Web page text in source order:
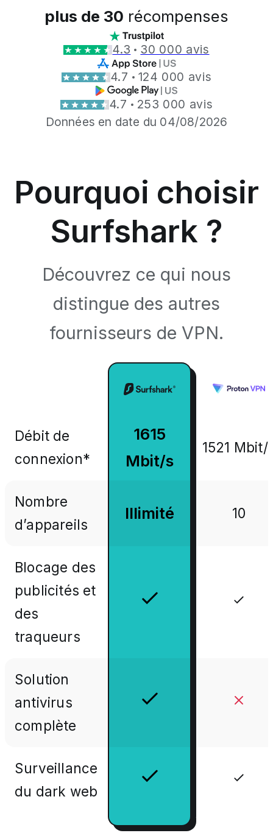
plus de 30 récompenses
4.3
30 000 avis
4.7
124 000 avis
4.7
253 000 avis
Données en date du 04/08/2026
Pourquoi choisir
Surfshark ?
Découvrez ce qui nous
distingue des autres
fournisseurs de VPN.
Débit de
connexion*
1615
Mbit/s
1521 Mbit/
Nombre
d’appareils
Illimité 10
Blocage des
publicités et
des
traqueurs
Solution
antivirus
complète
Surveillance
du dark web